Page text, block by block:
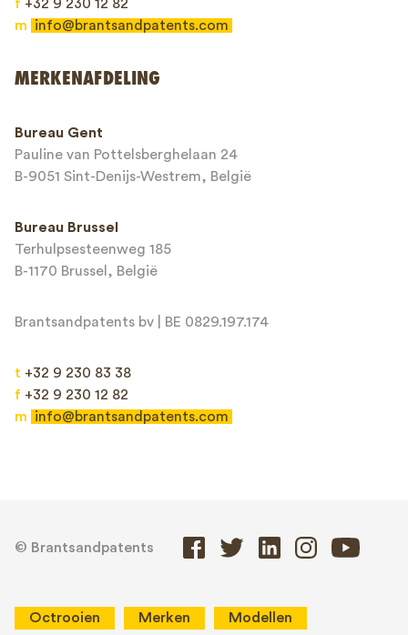
This site is protected by reCAPTCHA and the Google
f +32 9 230 12 82
m
info@brantsandpatents.com
MERKENAFDELING
Bureau Gent
Pauline van Pottelsberghelaan 24
B-9051 Sint-Denijs-Westrem, België
Bureau Brussel
Terhulpsesteenweg 185
B-1170 Brussel, België
Brantsandpatents bv | BE 0829.197.174
t +32 9 230 83 38
f +32 9 230 12 82
m
info@brantsandpatents.com
© Brantsandpatents
Octrooien Merken Modellen